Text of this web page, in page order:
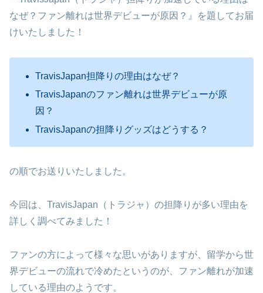
なぜ？ファン離れは世界デビューが原因？』を題してお届
けいたしました！
TravisJapan担降りの理由はなぜ？
TravisJapanのファン離れは世界デビューが原
因？
TravisJapanの担降りグッズはどうする？
の順でお送りいたしました。
今回は、 TravisJapan （トラジャ）の担降りが多い理由を
詳しく調べてみました！
ファンの方によって様々な思いがありますが、留学から世
界デビューの流れで冷めたというのが、ファン離れが加速
している理由のようです。